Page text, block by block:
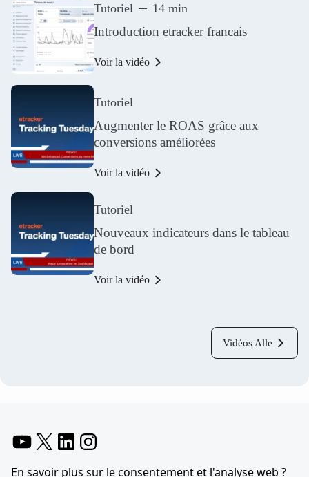
Tutoriel 14 min
Introduction etracker francais
Voir la vidéo
Tutoriel
Augmenter le ROAS grâce aux
conversions améliorées
Voir la vidéo
Tutoriel
Nouveaux indicateurs dans le tableau
de bord
Voir la vidéo
Vidéos Alle
En savoir plus sur le consentement et l'analyse web ?